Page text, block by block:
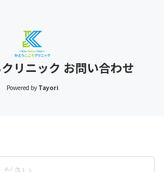
リニック お問い合わせ
Powered by Tayori